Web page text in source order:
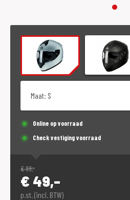
Online op voorraad
Check vestiging voorraad
€99,-
€ 49,-
p.st. (incl. BTW)